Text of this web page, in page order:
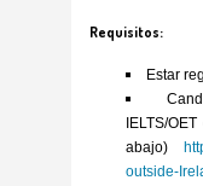
Requisitos:
Estar
IELTS/
abajo)
outside-